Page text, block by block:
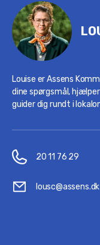
Louise er Assens
dine spørgsmål,
guider dig rundt i
20 11 76 29
lousc@assens.dk